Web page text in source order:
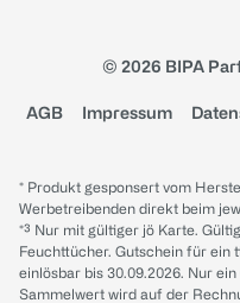
© 2026 BIPA
AGB Impressum
* Produkt gesponsert vom
Werbetreibenden direkt beim
*³ Nur mit gültiger jö Karte.
Feuchttücher. Gutschein für ein
einlösbar bis 30.09.2026. Nur
Sammelwert wird auf der